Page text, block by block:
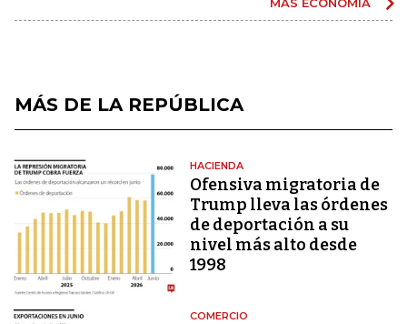
MÁS DE LA REPÚBLICA
HACIENDA
Ofensiva migratoria de
Trump lleva las órdenes
de deportación a su
nivel más alto desde
1998
COMERCIO